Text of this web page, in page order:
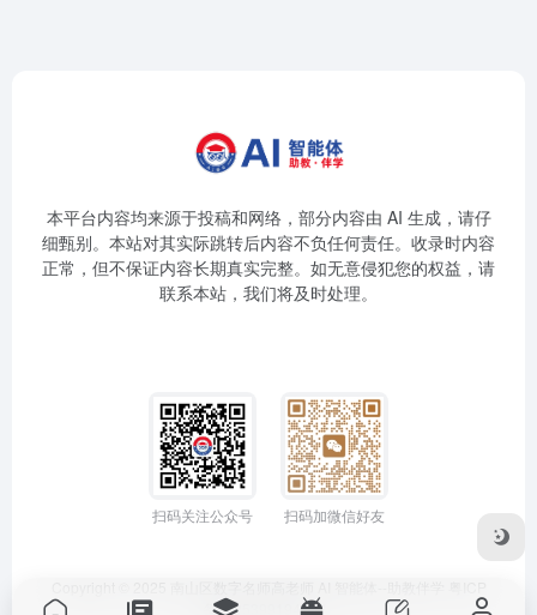
本平台内容均来源于投稿和网络，部分内容由 AI 生成，请仔
细甄别。本站对其实际跳转后内容不负任何责任。收录时内容
正常，但不保证内容长期真实完整。如无意侵犯您的权益，请
联系本站，我们将及时处理。
扫码关注公众号 扫码加微信好友
备2025399194号-1